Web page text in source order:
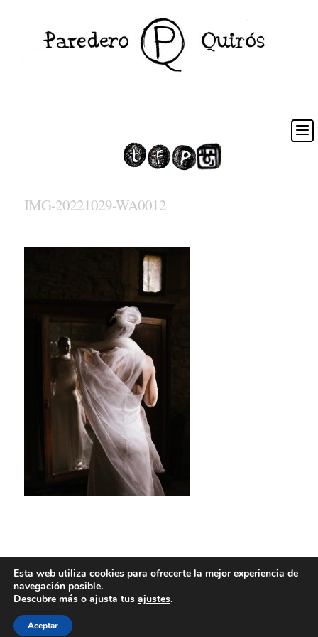
IMG-20221029-WA0012
Esta web utiliza cookies para ofrecerte la mejor experiencia de
navegación posible.
Descubre más o ajusta tus ajustes.
Aceptar